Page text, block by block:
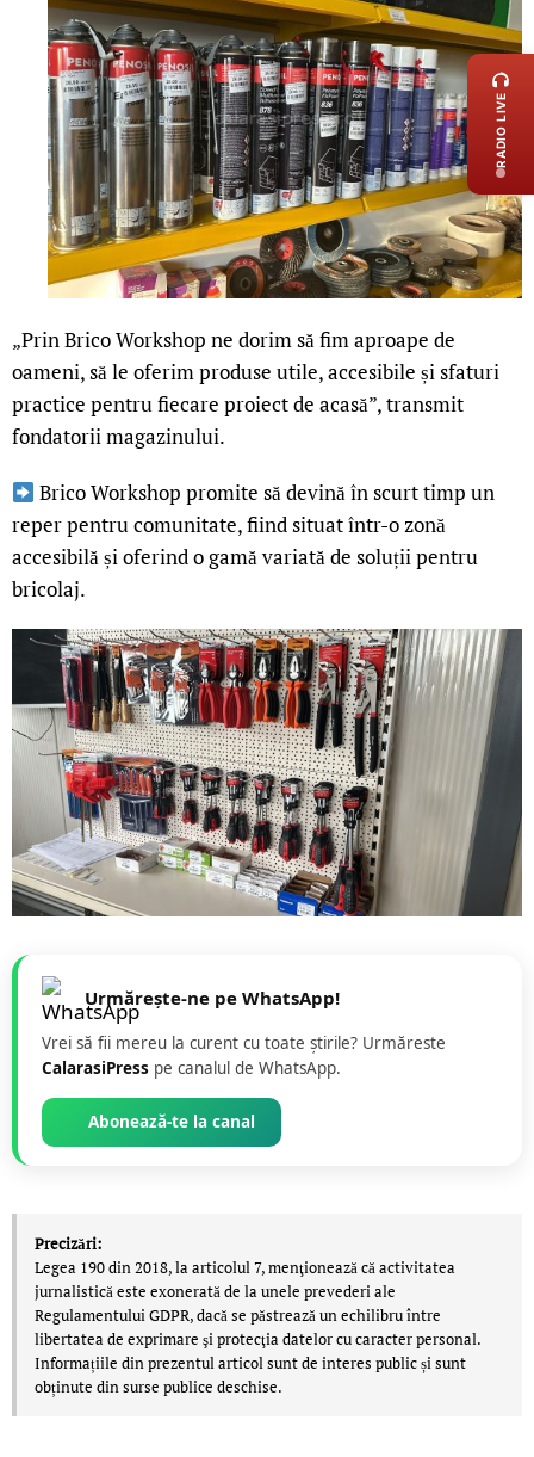
„Prin Brico Workshop ne dorim să fim aproape de
oameni, să le oferim produse utile, accesibile și sfaturi
practice pentru fiecare proiect de acasă”, transmit
fondatorii magazinului.
Brico Workshop promite să devină în scurt timp un
reper pentru comunitate, fiind situat într-o zonă
accesibilă și oferind o gamă variată de soluții pentru
bricolaj.
Urmărește-ne pe WhatsApp!
Vrei să fii mereu la curent cu toate știrile? Urmăreste
CalarasiPress pe canalul de WhatsApp.
Abonează-te la canal
Precizări:
Legea 190 din 2018, la articolul 7, menţionează că activitatea
jurnalistică este exonerată de la unele prevederi ale
Regulamentului GDPR, dacă se păstrează un echilibru între
libertatea de exprimare şi protecţia datelor cu caracter personal.
Informațiile din prezentul articol sunt de interes public și sunt
obținute din surse publice deschise.
LIVE
RADIO LIVE